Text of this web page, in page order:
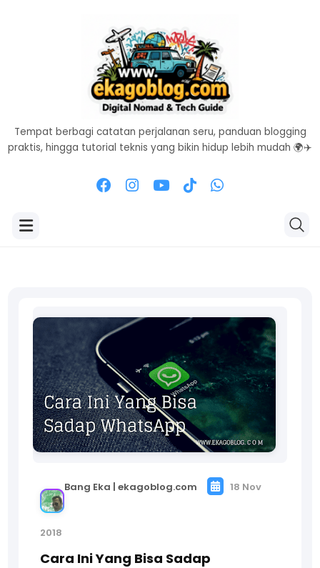
Tempat berbagi catatan perjalanan seru, panduan blogging
praktis, hingga tutorial teknis yang bikin hidup lebih mudah 🌍✈️
Bang Eka | ekagoblog.com 18 Nov
2018
Cara Ini Yang Bisa Sadap